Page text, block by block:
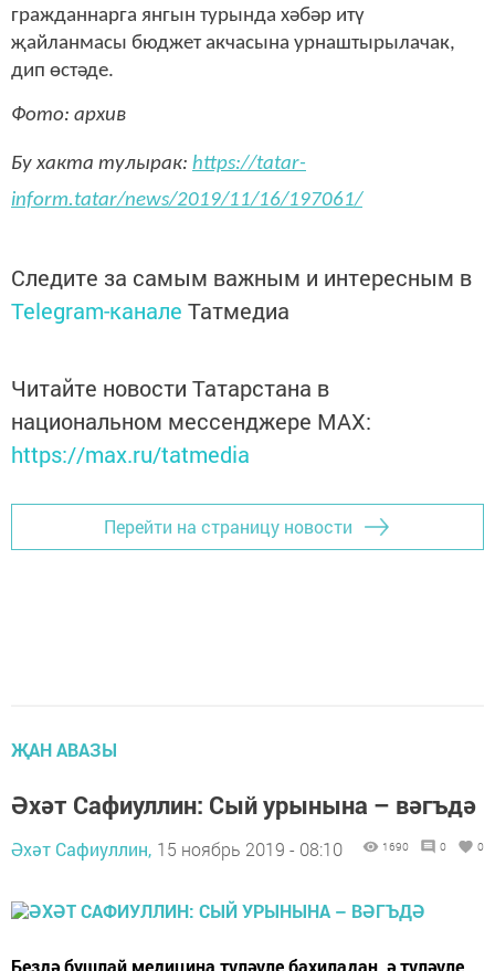
гражданнарга янгын турында хәбәр итү
җайланмасы бюджет акчасына урнаштырылачак,
дип өстәде.
Фото: архив
Бу хакта тулырак: https://tatar-
inform.tatar/news/2019/11/16/197061/
Следите за самым важным и интересным в
Telegram-канале Татмедиа
Читайте новости Татарстана в
национальном мессенджере MАХ:
https://max.ru/tatmedia
Перейти на страницу новости
ҖАН АВАЗЫ
Әхәт Сафиуллин: Сый урынына – вәгъдә
Әхәт Сафиуллин, 15 ноябрь 2019 - 08:10 1690 0 0
Бездә бушлай медицина түләүле бахиладан, ә түләүле